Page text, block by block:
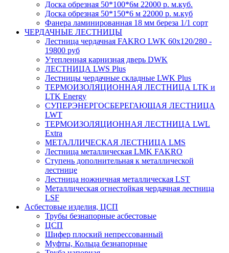
Доска обрезная 50*100*6м 22000 р. м.куб.
Доска обрезная 50*150*6 м 22000 р. м.куб
Фанера ламинированная 18 мм береза 1/1 сорт
ЧЕРДАЧНЫЕ ЛЕСТНИЦЫ
Лестница чердачная FAKRO LWK 60х120/280 -
19800 руб
Утепленная карнизная дверь DWK
ЛЕСТНИЦА LWS Plus
Лестницы чердачные складные LWK Plus
ТЕРМОИЗОЛЯЦИОННАЯ ЛЕСТНИЦА LTK и
LTK Energy
СУПЕРЭНЕРГОСБЕРЕГАЮЩАЯ ЛЕСТНИЦА
LWT
ТЕРМОИЗОЛЯЦИОННАЯ ЛЕСТНИЦА LWL
Extra
МЕТАЛЛИЧЕСКАЯ ЛЕСТНИЦА LMS
Лестница металлическая LMK FAKRO
Ступень дополнительная к металлической
лестнице
Лестница ножничная металлическая LST
Металлическая огнестойкая чердачная лестница
LSF
Асбестовые изделия, ЦСП
Трубы безнапорные асбестовые
ЦСП
Шифер плоский непрессованный
Муфты, Кольца безнапорные